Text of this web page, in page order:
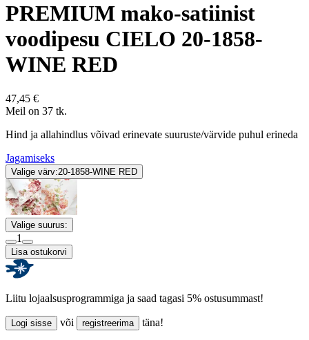
PREMIUM mako-satiinist
voodipesu CIELO 20-1858-
WINE RED
47,45 €
Meil on 37 tk.
Hind ja allahindlus võivad erinevate suuruste/värvide puhul erineda
Jagamiseks
Valige värv:20-1858-WINE RED
Valige suurus:
1
Lisa ostukorvi
Liitu lojaalsusprogrammiga ja saad tagasi 5% ostusummast!
Logi sisse või registreerima täna!